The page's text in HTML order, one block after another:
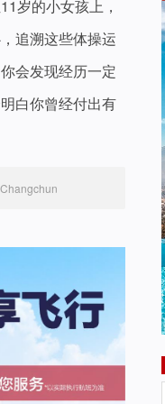
岁的小女孩上，
追溯这些体操运
会发现经历一定
白你曾经付出有